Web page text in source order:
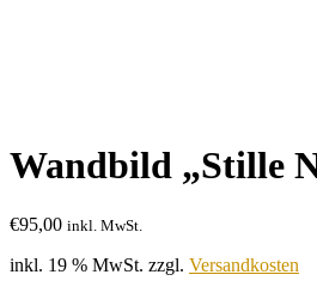
Wandbild „Stille
€95,00 inkl. MwSt.
inkl. 19 % MwSt. zzgl. Versandkosten